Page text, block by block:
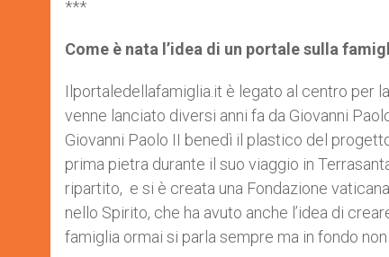
***
Come è nata l’idea di un portale sulla
Ilportaledellafamiglia.it è legato al centro per
venne lanciato diversi anni fa da Giovanni
Giovanni Paolo II benedì il plastico del
prima pietra durante il suo viaggio in
ripartito, e si è creata una Fondazione
nello Spirito, che ha avuto anche l’idea di
famiglia ormai si parla sempre ma in fondo